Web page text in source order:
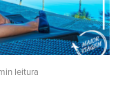
leitura